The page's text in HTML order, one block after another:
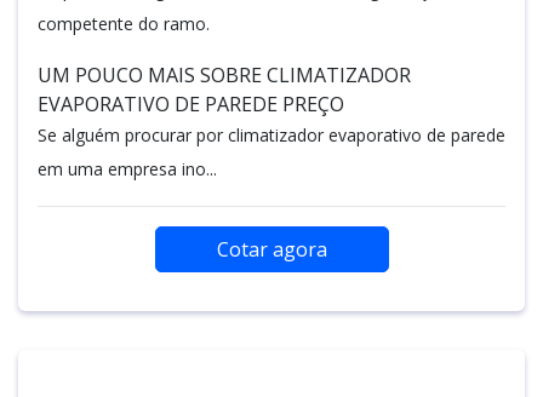
competente do ramo.
UM POUCO MAIS SOBRE CLIMATIZADOR
EVAPORATIVO DE PAREDE PREÇO
Se alguém procurar por climatizador evaporativo de parede
em uma empresa ino...
Cotar agora